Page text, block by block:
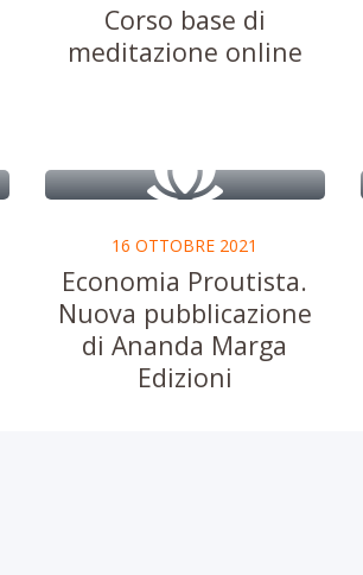
Corso base di
meditazione online
16 OTTOBRE 2021
Economia Proutista.
Nuova pubblicazione
di Ananda Marga
Edizioni